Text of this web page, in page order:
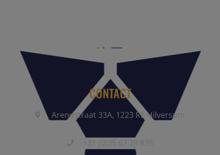
CONTACT
Arendstraat 33A, 1223 RE Hilversum